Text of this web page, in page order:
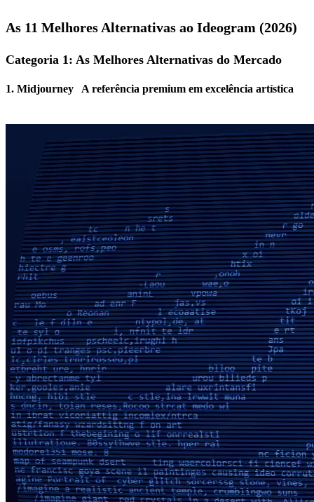
As 11 Melhores Alternativas ao Ideogram (2026)
Categoria 1: As Melhores Alternativas do Mercado
1. Midjourney A referência premium em excelência artística